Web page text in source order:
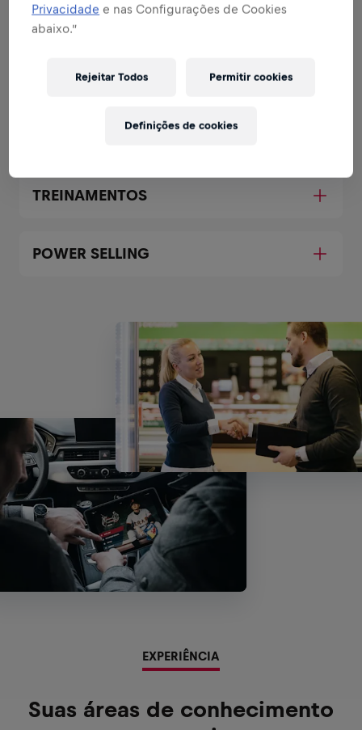
Expandir
TREINAMENTOS
POWER SELLING
EXPERIÊNCIA
Suas áreas de conhecimento
Privacidade e nas Configurações de Cookies
abaixo.”
Rejeitar Todos Permitir cookies
Definições de cookies